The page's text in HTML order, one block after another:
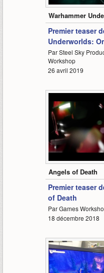
Warhammer
Premier teaser
Underworlds:
Par Steel Sky
Workshop
26 avril 2019
Angels of Death
Premier teaser
of Death
Par Games
18 décembre 2018